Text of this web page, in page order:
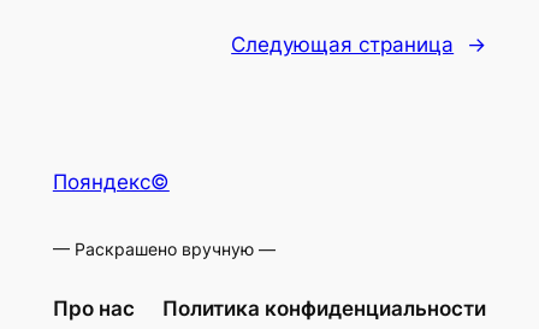
Следующая страница →
Пояндекс©
— Раскрашено вручную —
Про нас Политика конфиденциальности